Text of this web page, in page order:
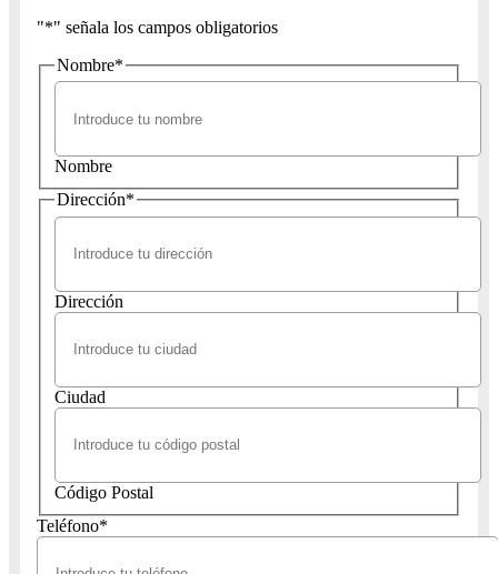
"*" señala los campos obligatorios
Nombre*
Nombre
Dirección*
Dirección
Ciudad
Código Postal
Teléfono*